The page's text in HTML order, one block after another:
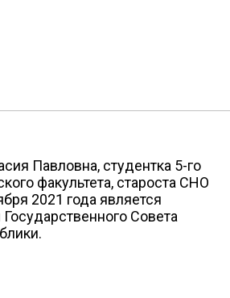
Павловна, студентка 5-го
факультета, староста СНО
2021 года является
Совета